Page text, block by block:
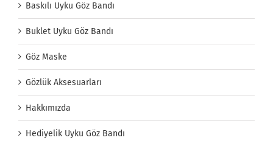
Baskılı Uyku Göz Bandı
Buklet Uyku Göz Bandı
Göz Maske
Gözlük Aksesuarları
Hakkımızda
Hediyelik Uyku Göz Bandı